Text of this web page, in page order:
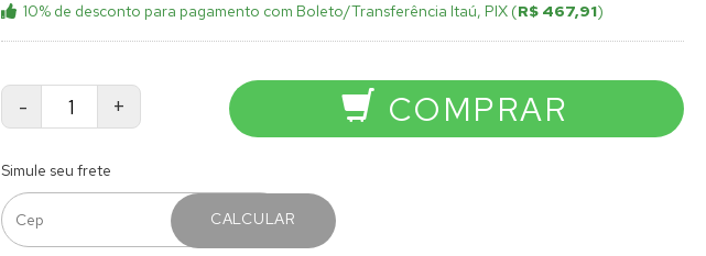
10% de desconto para pagamento com Boleto/Transferência Itaú, PIX (R$ 467,91)
- + COMPRAR
Simule seu frete
CALCULAR